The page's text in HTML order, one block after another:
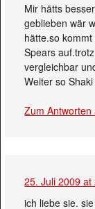
Mir hätts
geblieben wär
hätte.so
Spears
vergleichbar
Weiter so Shaki
Zum Antworten
25. Juli 2009 at
ich liebe sie.